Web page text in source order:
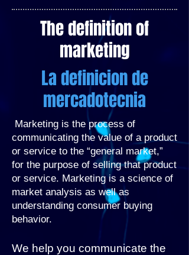
The definition of
marketing
La definicion de
mercadotecnia
Marketing is the process of
communicating the value of a product
or service to the “general market,”
for the purpose of selling that product
or service. Marketing is a science of
market analysis as well as
understanding consumer buying
behavior.
We help you communicate the